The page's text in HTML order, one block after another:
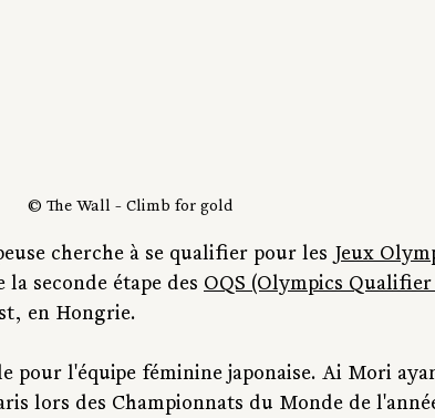
© The Wall - Climb for gold
cherche à se qualifier pour les Jeux
la seconde étape des OQS (Olympics Qualifier
en Hongrie.
pour l'équipe féminine japonaise. Ai Mori
lors des Championnats du Monde de